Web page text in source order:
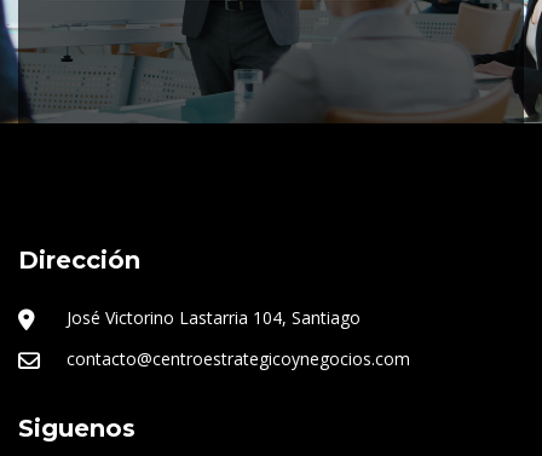
Dirección
José Victorino Lastarria 104, Santiago
contacto@centroestrategicoynegocios.com
Siguenos